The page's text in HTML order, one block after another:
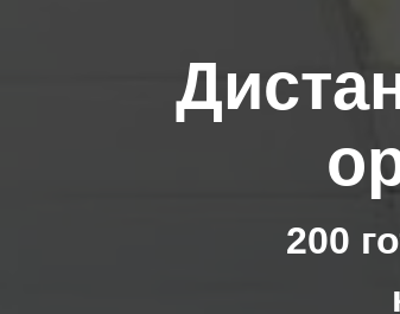
200